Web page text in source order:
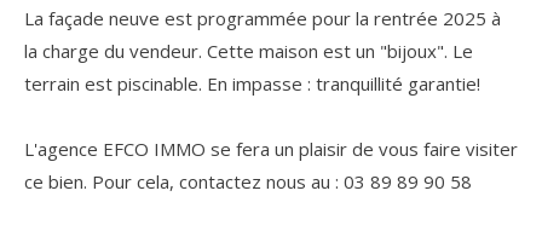
La façade neuve est programmée pour la rentrée 2025 à
la charge du vendeur. Cette maison est un "bijoux". Le
terrain est piscinable. En impasse : tranquillité garantie!
L'agence EFCO IMMO se fera un plaisir de vous faire visiter
ce bien. Pour cela, contactez nous au : 03 89 89 90 58